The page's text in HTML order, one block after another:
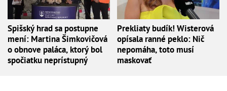
Spišský hrad sa postupne
mení: Martina Šimkovičová
o obnove paláca, ktorý bol
spočiatku neprístupný
Prekliaty budík! Wisterová
opísala ranné peklo: Nič
nepomáha, toto musí
maskovať